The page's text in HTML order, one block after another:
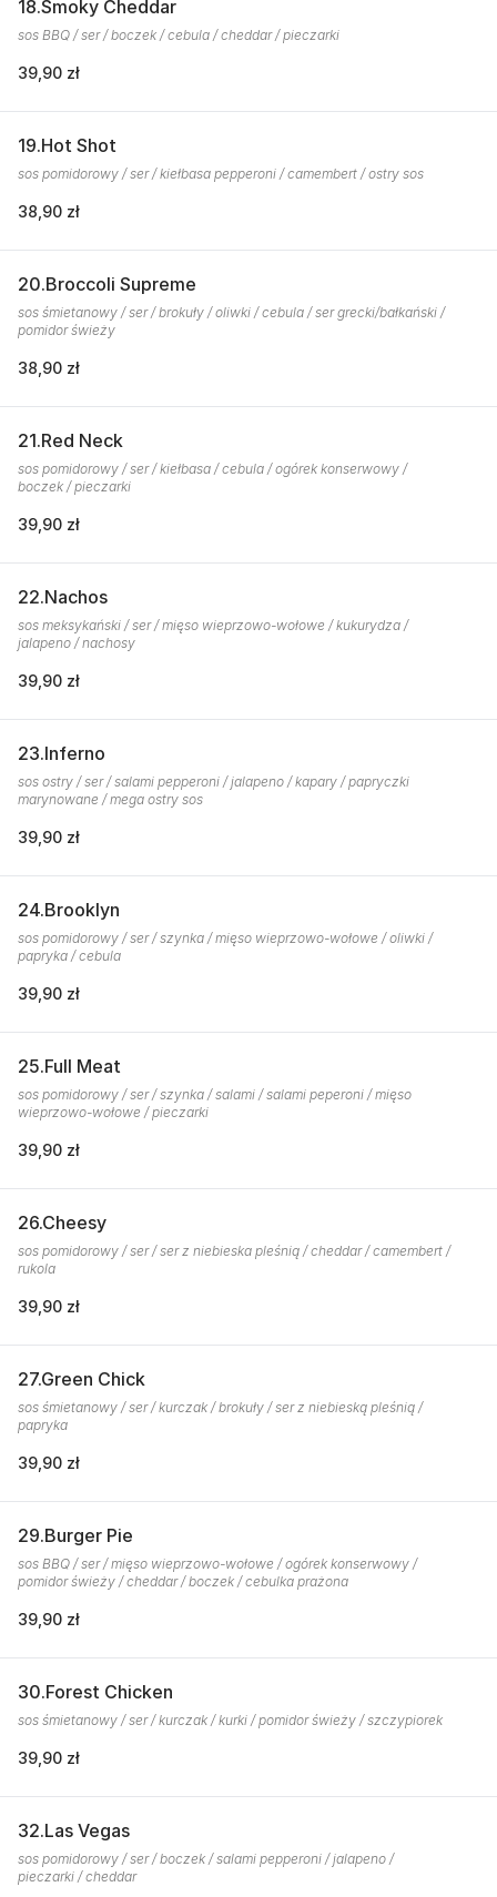
18.Smoky Cheddar
sos BBQ / ser / boczek / cebula / cheddar / pieczarki
39,90 zł
19.Hot Shot
sos pomidorowy / ser / kiełbasa pepperoni / camembert / ostry sos
38,90 zł
20.Broccoli Supreme
sos śmietanowy / ser / brokuły / oliwki / cebula / ser grecki/bałkański /
pomidor świeży
38,90 zł
21.Red Neck
sos pomidorowy / ser / kiełbasa / cebula / ogórek konserwowy /
boczek / pieczarki
39,90 zł
22.Nachos
sos meksykański / ser / mięso wieprzowo-wołowe / kukurydza /
jalapeno / nachosy
39,90 zł
23.Inferno
sos ostry / ser / salami pepperoni / jalapeno / kapary / papryczki
marynowane / mega ostry sos
39,90 zł
24.Brooklyn
sos pomidorowy / ser / szynka / mięso wieprzowo-wołowe / oliwki /
papryka / cebula
39,90 zł
25.Full Meat
sos pomidorowy / ser / szynka / salami / salami peperoni / mięso
wieprzowo-wołowe / pieczarki
39,90 zł
26.Cheesy
sos pomidorowy / ser / ser z niebieska pleśnią / cheddar / camembert /
rukola
39,90 zł
27.Green Chick
sos śmietanowy / ser / kurczak / brokuły / ser z niebieską pleśnią /
papryka
39,90 zł
29.Burger Pie
sos BBQ / ser / mięso wieprzowo-wołowe / ogórek konserwowy /
pomidor świeży / cheddar / boczek / cebulka prażona
39,90 zł
30.Forest Chicken
sos śmietanowy / ser / kurczak / kurki / pomidor świeży / szczypiorek
39,90 zł
32.Las Vegas
sos pomidorowy / ser / boczek / salami pepperoni / jalapeno /
pieczarki / cheddar